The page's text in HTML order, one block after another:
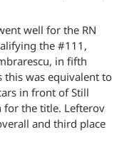
well for the RN
the #111,
in fifth
this was equivalent to
in front of Still
for the title. Lefterov
and third place